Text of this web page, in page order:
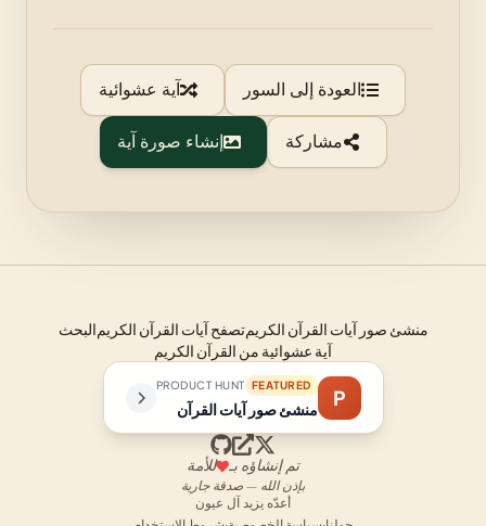
العودة إلى السور آية عشوائية
مشاركة إنشاء صورة آية
منشئ صور آيات القرآن الكريمتصفح آيات القرآن الكريمالبحث
آية عشوائية من القرآن الكريم
P
FEATURED
PRODUCT HUNT
منشئ صور آيات القرآن
تم إنشاؤه بـ للأمة
بإذن الله — صدقة جارية
أعدّه يزيد آل عيون